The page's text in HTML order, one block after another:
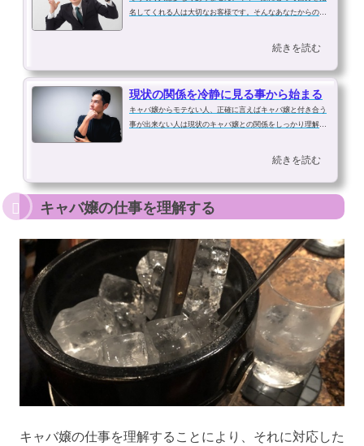
名してくれる人は大切なお客様です。そんなあなたからの言
身になって話を聞いてくれる姿を見て自分に好意があるので
続きを読む
現状の関係を冷静に見る事から始まる
キャバ嬢からモテない人、正確に言えばキャバ嬢と付き合う
事が出来ない人は現状のキャバ嬢との関係をしっかり理解し
モテてるように感じてしまいます。しかし、結果的にモテて
続きを読む
キャバ嬢の仕事を理解する
キャバ嬢の仕事を理解することにより、それに対応した